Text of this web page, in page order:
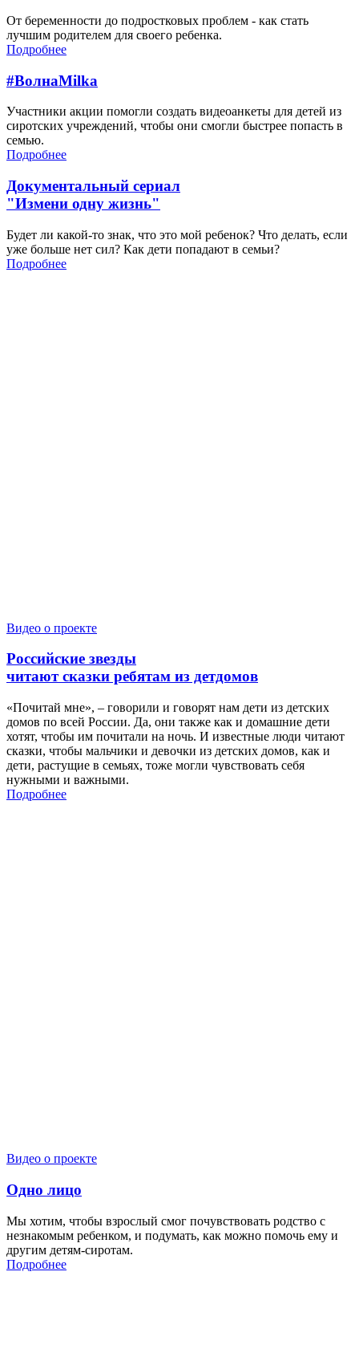
От беременности до подростковых проблем - как стать
лучшим родителем для своего ребенка.
Подробнее
#ВолнаMilka
Участники акции помогли создать видеоанкеты для детей из
сиротских учреждений, чтобы они смогли быстрее попасть в
семью.
Подробнее
Документальный сериал
"Измени одну жизнь"
Будет ли какой-то знак, что это мой ребенок? Что делать, если
уже больше нет сил? Как дети попадают в семьи?
Подробнее
Видео о проекте
Российские звезды
читают сказки ребятам из детдомов
«Почитай мне», – говорили и говорят нам дети из детских
домов по всей России. Да, они также как и домашние дети
хотят, чтобы им почитали на ночь. И известные люди читают
сказки, чтобы мальчики и девочки из детских домов, как и
дети, растущие в семьях, тоже могли чувствовать себя
нужными и важными.
Подробнее
Видео о проекте
Одно лицо
Мы хотим, чтобы взрослый смог почувствовать родство с
незнакомым ребенком, и подумать, как можно помочь ему и
другим детям-сиротам.
Подробнее